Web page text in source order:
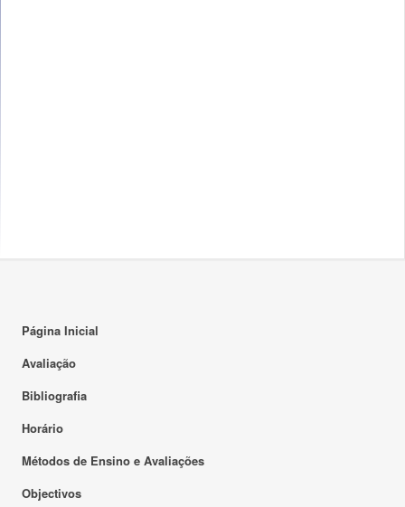
Página Inicial
Avaliação
Bibliografia
Horário
Métodos de Ensino e Avaliações
Objectivos